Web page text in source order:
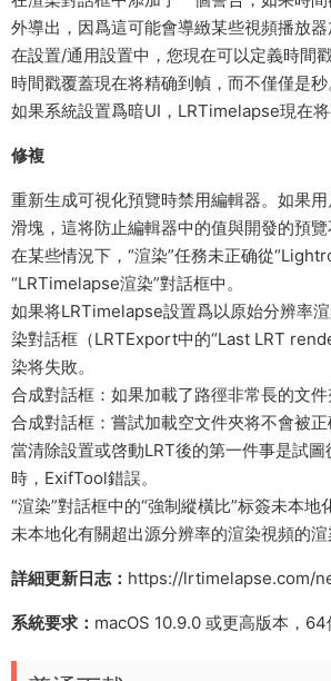
外導出，因爲這可能會導緻某些視頻播放器
在設置/通用設置中，您現在可以定義時間
時間戳覆蓋現在将精确到幀，而不僅僅是秒
如果系統設置爲暗UI，LRTimelapse現在将
修複
重新生成可視化預覽時禁用編輯器。如果
滑塊，這将防止編輯器中的值與開發的預覽
在某些情況下，“渲染”任務未正确從
“LRTimelapse渲染”對話框中。
如果将LRTimelapse設置爲以原始分辨率
染對話框（LRTExport中的“Last LRT
染将失敗。
合成對話框：如果加載了路徑非常長的文件
合成對話框：嘗試加載空文件夾将不會被正
當清除設置或啓動LRT後的第一件事是試
時，ExifTool錯誤。
“渲染”對話框中的“強制縱橫比”标簽未本地
未本地化有關超出源分辨率的渲染視頻的渲
詳細更新日志： https://lrtimelapse.com/
系統要求： macOS 10.9.0 或更高版本，64